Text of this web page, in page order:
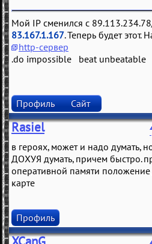
Мой IP сменился с
83.167.1.167. Теперь будет этот.
http-сервер
.do impossible beat unbeatable
Профиль Сайт
Rasiel
в героях, может и надо думать,
ДОХУЯ думать, причем быстро.
оперативной памяти положение
карте
Профиль